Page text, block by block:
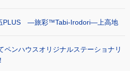
PLUS ―旅彩™Tabi-Irodori―上高地
ペンハウスオリジナルステーショナリ